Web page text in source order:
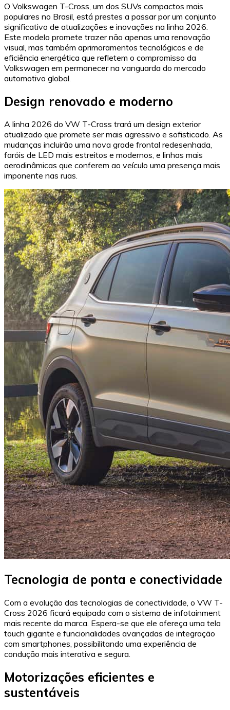
O Volkswagen T-Cross, um dos SUVs compactos mais
populares no Brasil, está prestes a passar por um conjunto
significativo de atualizações e inovações na linha 2026.
Este modelo promete trazer não apenas uma renovação
visual, mas também aprimoramentos tecnológicos e de
eficiência energética que refletem o compromisso da
Volkswagen em permanecer na vanguarda do mercado
automotivo global.
Design renovado e moderno
A linha 2026 do VW T-Cross trará um design exterior
atualizado que promete ser mais agressivo e sofisticado. As
mudanças incluirão uma nova grade frontal redesenhada,
faróis de LED mais estreitos e modernos, e linhas mais
aerodinâmicas que conferem ao veículo uma presença mais
imponente nas ruas.
Tecnologia de ponta e conectividade
Com a evolução das tecnologias de conectividade, o VW T-
Cross 2026 ficará equipado com o sistema de infotainment
mais recente da marca. Espera-se que ele ofereça uma tela
touch gigante e funcionalidades avançadas de integração
com smartphones, possibilitando uma experiência de
condução mais interativa e segura.
Motorizações eficientes e
sustentáveis